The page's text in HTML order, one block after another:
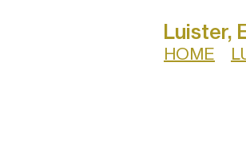
Luister,
HOME